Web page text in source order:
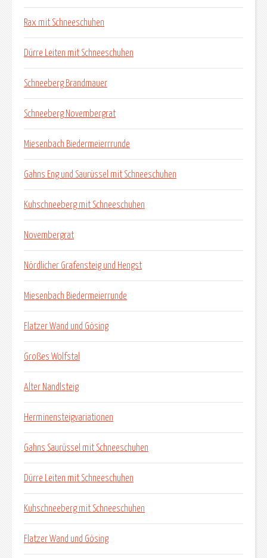
Rax mit Schneeschuhen
Dürre Leiten mit Schneeschuhen
Schneeberg Brandmauer
Schneeberg Novembergrat
Miesenbach Biedermeierrrunde
Gahns Eng und Saurüssel mit Schneeschuhen
Kuhschneeberg mit Schneeschuhen
Novembergrat
Nördlicher Grafensteig und Hengst
Miesenbach Biedermeierrunde
Flatzer Wand und Gösing
Großes Wolfstal
Alter Nandlsteig
Herminensteigvariationen
Gahns Saurüssel mit Schneeschuhen
Dürre Leiten mit Schneeschuhen
Kuhschneeberg mit Schneeschuhen
Flatzer Wand und Gösing